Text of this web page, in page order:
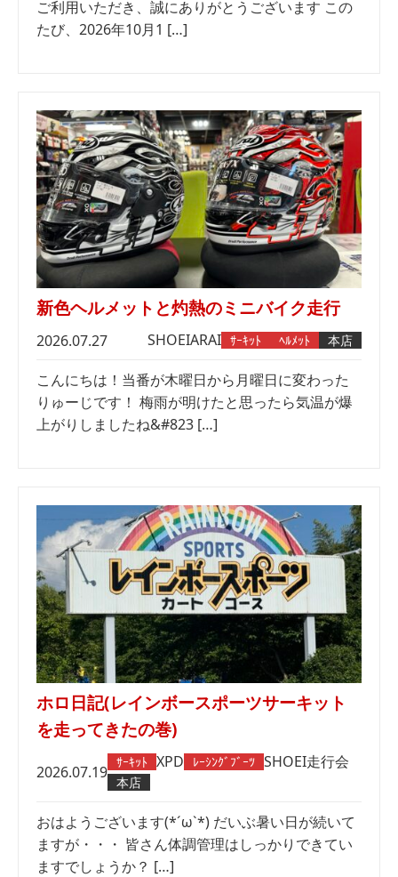
ご利用いただき、誠にありがとうございます この
たび、2026年10月1 […]
新色ヘルメットと灼熱のミニバイク走行
2026.07.27 SHOEIARAI ｻｰｷｯﾄ ﾍﾙﾒｯﾄ 本店
こんにちは！当番が木曜日から月曜日に変わった
りゅーじです！ 梅雨が明けたと思ったら気温が爆
上がりしましたね&#823 […]
ホロ日記(レインボースポーツサーキット
を走ってきたの巻)
2026.07.19
ｻｰｷｯﾄ XPD ﾚｰｼﾝｸﾞﾌﾞｰﾂ SHOEI走行会
本店
おはようございます(*´ω`*) だいぶ暑い日が続いて
ますが・・・ 皆さん体調管理はしっかりできてい
ますでしょうか？ […]